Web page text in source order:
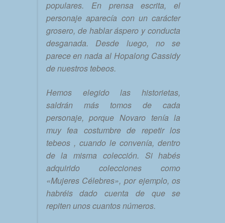
populares. En prensa escrita, el
personaje aparecía con un carácter
grosero, de hablar áspero y conducta
desganada. Desde luego, no se
parece en nada al Hopalong Cassidy
de nuestros tebeos.
Hemos elegido las historietas,
saldrán más tomos de cada
personaje, porque Novaro tenía la
muy fea costumbre de repetir los
tebeos , cuando le convenía, dentro
de la misma colección. Si habés
adquirido colecciones como
«Mujeres Célebres», por ejemplo, os
habréis dado cuenta de que se
repiten unos cuantos números.